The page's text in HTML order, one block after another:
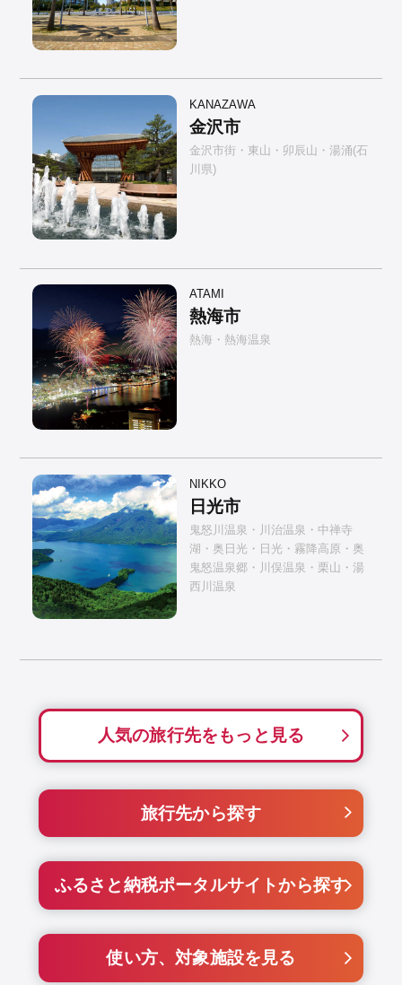
KANAZAWA
金沢市
金沢市街・東山・卯辰山・湯涌(石
川県)
ATAMI
熱海市
熱海・熱海温泉
NIKKO
日光市
鬼怒川温泉・川治温泉・中禅寺
湖・奥日光・日光・霧降高原・奥
鬼怒温泉郷・川俣温泉・栗山・湯
西川温泉
人気の旅行先をもっと見る
旅行先から探す
ふるさと納税ポータルサイトから探す
使い方、対象施設を見る